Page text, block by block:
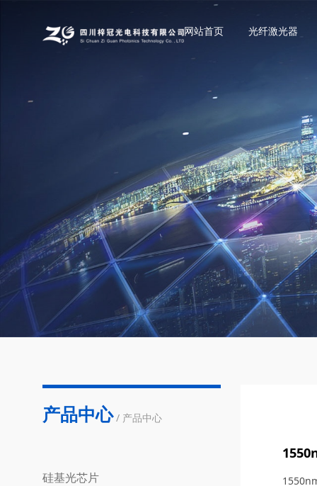
网站首页 光纤激光器
产品中心 / 产品中心
硅基光芯片